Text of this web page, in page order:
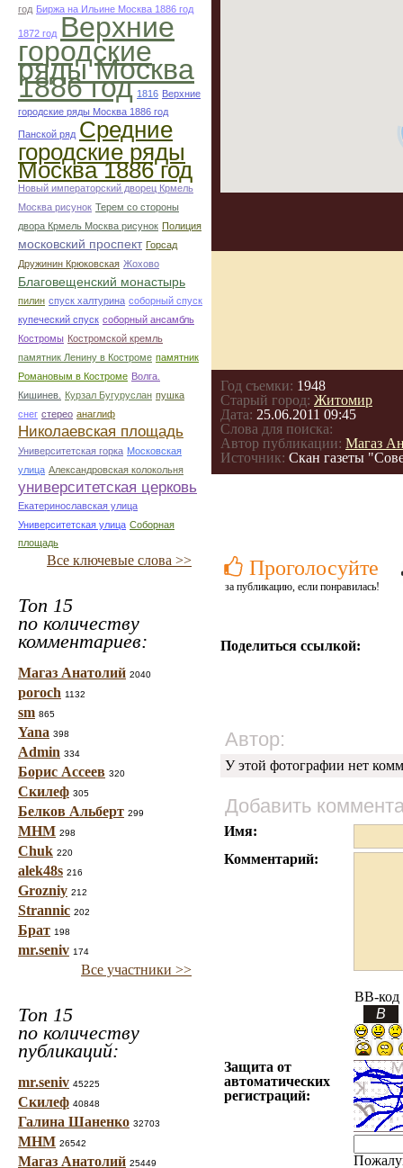
год Биржа на Ильине Москва 1886 год
1872 год Верхние
городские
ряды Москва
1886 год 1816 Верхние
городские ряды Москва 1886 год
Панской ряд Средние
городские ряды
Москва 1886 год
Новый императорский дворец Крмель
Москва рисунок Терем со стороны
двора Крмель Москва рисунок Полиция
московский проспект Горсад
Дружинин Крюковская Жохово
Благовещенский монастырь
пилин спуск халтурина соборный спуск
купеческий спуск соборный ансамбль
Костромы Костромской кремль
памятник Ленину в Костроме памятник
Романовым в Костроме Волга.
Кишинев.
Курзал Бугуруслан пушка
снег стерео анаглиф
Николаевская площадь
Университетская горка Московская
улица Александровская колокольня
университетская церковь
Екатеринославская улица
Университетская улица Соборная
площадь
Все ключевые слова >>
Топ 15
по количеству
комментариев:
Магаз Анатолий 2040
poroch 1132
sm 865
Yana 398
Admin 334
Борис Ассеев 320
Скилеф 305
Белков Альберт 299
МНМ 298
Chuk 220
alek48s 216
Grozniy 212
Strannic 202
Брат 198
mr.seniv 174
Все участники >>
Топ 15
по количеству
публикаций:
mr.seniv 45225
Скилеф 40848
Галина Шаненко 32703
МНМ 26542
Магаз Анатолий 25449
Год съемки: 1948
Старый город: Житомир
Дата: 25.06.2011 09:45
Слова для поиска:
Автор публикации: Магаз
Источник: Скан газеты
Проголосуйте
за публикацию, если понравилась!
Поделиться ссылкой:
Автор:
У этой фотографии нет
Добавить
Имя:
Комментарий:
BB-код
Защита от
автоматических
регистраций: